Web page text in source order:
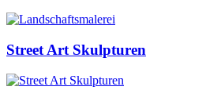
Street Art Skulpturen